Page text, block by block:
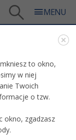
Tenisowego ACT
to okno,
w niej
Twoich
o tzw.
okno, zgadzasz